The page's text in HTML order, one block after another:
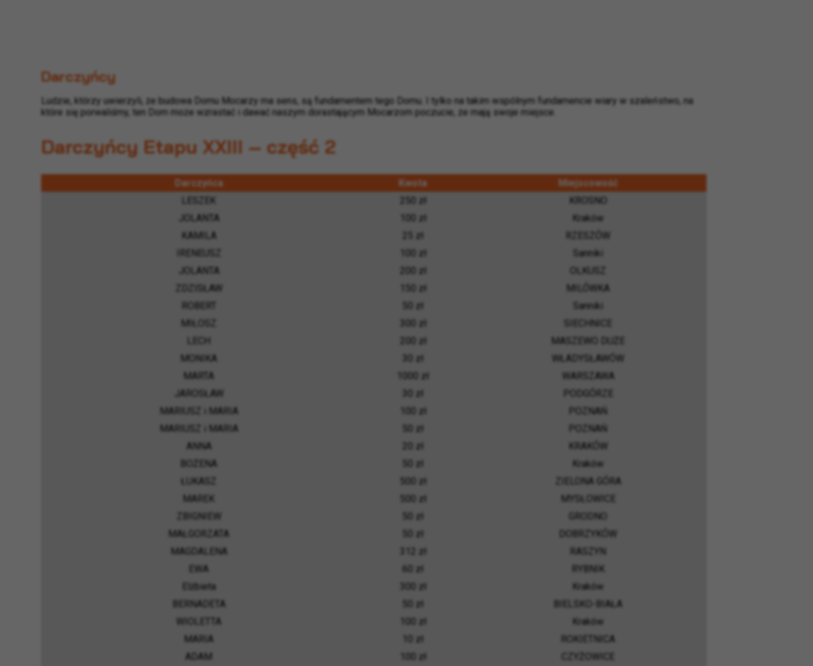
Darczyńcy
Ludzie, którzy uwierzyli, że budowa Domu Mocarzy ma sens, są fundamentem tego Domu. I tylko na takim wspólnym fundamencie wiary w szaleństwo, na
które się porwaliśmy, ten Dom może wzrastać i dawać naszym dorastającym Mocarzom poczucie, że mają swoje miejsce.
Darczyńcy Etapu XXIII – część 2
Darczyńca Kwota
Miejscowość
LESZEK
250 zł
KROSNO
JOLANTA
100 zł
Kraków
KAMILA
25 zł
RZESZÓW
IRENEUSZ
100 zł
Sanniki
JOLANTA
200 zł
OLKUSZ
ZDZISŁAW
150 zł
MILÓWKA
50 zł
Sanniki
MIŁOSZ
300 zł
SIECHNICE
LECH
200 zł
MASZEWO DUŻE
MONIKA
30 zł
WŁADYSŁAWÓW
MARTA
1000 zł
WARSZAWA
JAROSŁAW
30 zł
PODGÓRZE
MARIUSZ i MARIA
100 zł
POZNAŃ
MARIUSZ i MARIA
50 zł
POZNAŃ
ANNA
20 zł
KRAKÓW
BOŻENA
50 zł
Kraków
ŁUKASZ
500 zł
ZIELONA GÓRA
MAREK
500 zł
MYSŁOWICE
ZBIGNIEW
50 zł
GRODNO
MAŁGORZATA
50 zł
DOBRZYKÓW
MAGDALENA
312 zł
RASZYN
EWA
60 zł
RYBNIK
Elżbieta
300 zł
Kraków
BERNADETA
50 zł
BIELSKO-BIAŁA
WIOLETTA
100 zł
Kraków
MARIA
10 zł
ROKIETNICA
ADAM
100 zł
CZYŻOWICE